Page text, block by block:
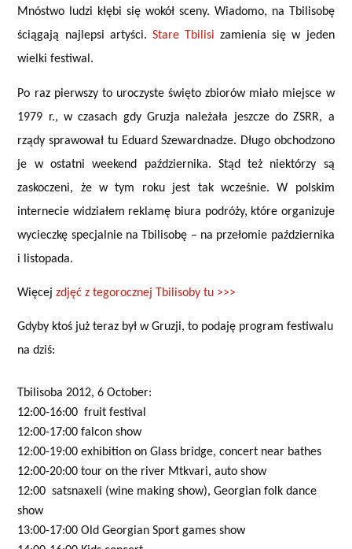
Mnóstwo ludzi kłębi się wokół sceny. Wiadomo, na Tbilisobę
ściągają najlepsi artyści. Stare Tbilisi zamienia się w jeden
wielki festiwal.
Po raz pierwszy to uroczyste święto zbiorów miało miejsce w
1979 r., w czasach gdy Gruzja należała jeszcze do ZSRR, a
rządy sprawował tu Eduard Szewardnadze. Długo obchodzono
je w ostatni weekend października. Stąd też niektórzy są
zaskoczeni, że w tym roku jest tak wcześnie. W polskim
internecie widziałem reklamę biura podróży, które organizuje
wycieczkę specjalnie na Tbilisobę – na przełomie października
i listopada.
Więcejzdjęć z tegorocznej Tbilisoby tu >>>
Gdyby ktoś już teraz był w Gruzji, to podaję program festiwalu
na dziś:
Tbilisoba 2012, 6 October:
12:00-16:00 fruit festival
12:00-17:00 falcon show
12:00-19:00 exhibition on Glass bridge, concert near bathes
12:00-20:00 tour on the river Mtkvari, auto show
12:00 satsnaxeli (wine making show), Georgian folk dance
show
13:00-17:00 Old Georgian Sport games show